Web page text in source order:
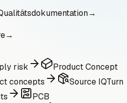
→
→
risk
Product Concept
concepts Source IQTurn
PCB